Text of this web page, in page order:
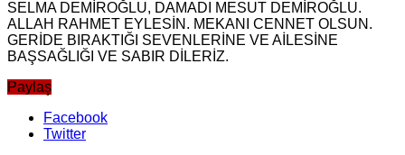
SELMA DEMİROĞLU, DAMADI MESUT DEMİROĞLU.
ALLAH RAHMET EYLESİN. MEKANI CENNET OLSUN.
GERİDE BIRAKTIĞI SEVENLERİNE VE AİLESİNE
BAŞSAĞLIĞI VE SABIR DİLERİZ.
Paylaş
Facebook
Twitter